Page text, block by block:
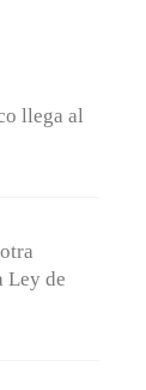
llega al
Ley de